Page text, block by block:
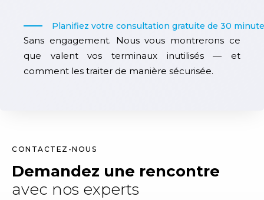
Planifiez votre consultation gratuite de 30
Sans engagement. Nous vous montrerons ce
que valent vos terminaux inutilisés — et
comment les traiter de manière sécurisée.
CONTACTEZ-NOUS
Demandez une rencontre
avec nos experts